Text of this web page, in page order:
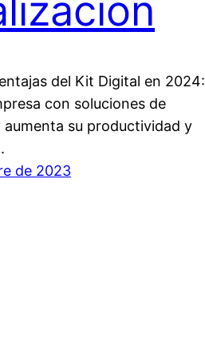
del Kit Digital en 2024:
con soluciones de
su productividad y
de 2023